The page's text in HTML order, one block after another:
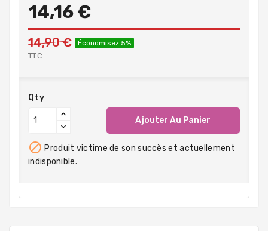
14,16 €
14,90 € Économisez 5%
TTC
Qty
Ajouter Au Panier
 Produit victime de son succès et actuellement
indisponible.